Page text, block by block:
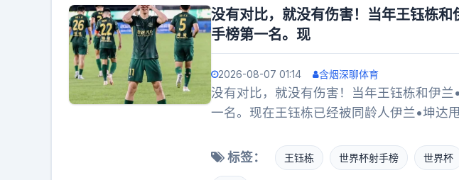
现实。咱们的足球体系，骨子里还是迷恋
留洋又怎样？海外球员的指标，现在有邝兆
随叫随到、天天在眼皮子底下听话打磨的孩
顾不上你。可是，落选就真的是坏事吗？
呢。没选上正好，省得回国跟着瞎折腾，
去求情推荐，它自然得为你敞开。咱们的
孩子，且让他们飞一会儿吧。
没有对比，就没有伤害！当年王钰栋
手榜第一名。现
2026-08-07 01:14 含烟深聊体育
没有对比，就没有伤害！当年王钰栋和伊
一名。现在王钰栋已经被同龄人伊兰•坤达
欧元的转会费加盟葡超豪门葡萄牙体育，而
他目前还不愿意去欧洲留洋，要为浙江队
标签： 王钰栋 世界杯射手榜 世界杯